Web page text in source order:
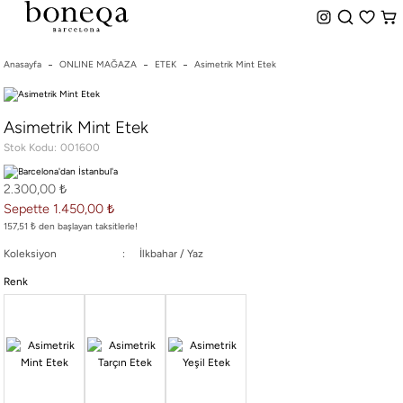
%50 ye Varan İndirim Hemen Teslim Seçeneği
Anasayfa ONLINE MAĞAZA ETEK Asimetrik Mint Etek
Asimetrik Mint Etek
Stok Kodu 001600
2.300,00 ₺
Sepette 1.450,00 ₺
157,51 ₺ den başlayan taksitlerle!
Koleksiyon İlkbahar / Yaz
Renk
26 SS İLKBAHAR-YAZ
25/26 SONBAHAR-KIŞ
TÜM KOLEKSİYONLAR
ELBİSE
BLUZ & GÖMLEK
CEKET & YELEK
ETEK
PANTOLON
TiŞÖRT